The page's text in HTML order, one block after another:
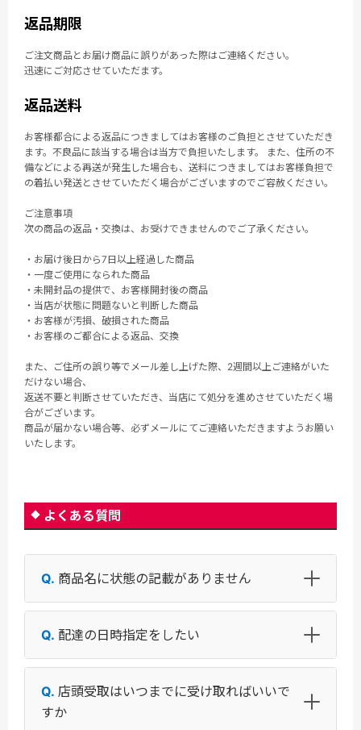
返品期限
ご注文商品とお届け商品に誤りがあった際はご連絡ください。
迅速にご対応させていただます。
返品送料
お客様都合による返品につきましてはお客様のご負担とさせていただき
ます。不良品に該当する場合は当方で負担いたします。 また、住所の不
備などによる再送が発生した場合も、送料につきましてはお客様負担で
の着払い発送とさせていただく場合がございますのでご容赦ください。
ご注意事項
次の商品の返品・交換は、お受けできませんのでご了承ください。
・お届け後日から7日以上経過した商品
・一度ご使用になられた商品
・未開封品の提供で、お客様開封後の商品
・当店が状態に問題ないと判断した商品
・お客様が汚損、破損された商品
・お客様のご都合による返品、交換
また、ご住所の誤り等でメール差し上げた際、2週間以上ご連絡がいた
だけない場合、
返送不要と判断させていただき、当店にて処分を進めさせていただく場
合がございます。
商品が届かない場合等、必ずメールにてご連絡いただきますようお願い
いたします。
よくある質問
商品名に状態の記載がありません
配達の日時指定をしたい
店頭受取はいつまでに受け取ればいいで
すか